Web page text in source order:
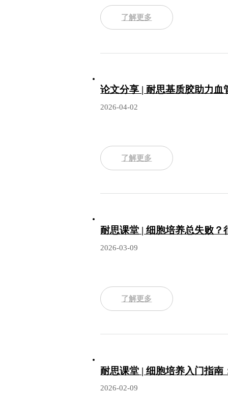
了解更多
论文分享 | 耐思基质胶助力
2026-04-02
了解更多
耐思课堂 | 细胞培养总失败？
2026-03-09
了解更多
耐思课堂 | 细胞培养入门指
2026-02-09